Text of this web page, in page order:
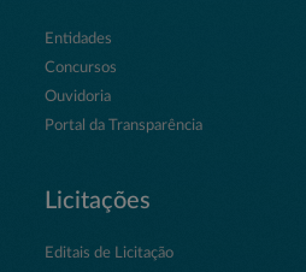
Entidades
Concursos
Ouvidoria
Portal da Transparência
Licitações
Editais de Licitação